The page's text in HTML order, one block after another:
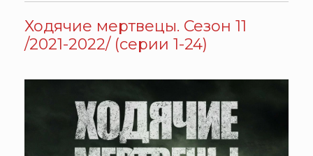
Ходячие мертвецы. Сезон 11
/2021-2022/ (серии 1-24)